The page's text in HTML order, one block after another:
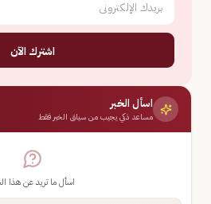
اشترك الآن
اسأل الخبر
مساعد ذكي يجيب من سياق الخبر فقط
اسأل ما تريد عن هذا